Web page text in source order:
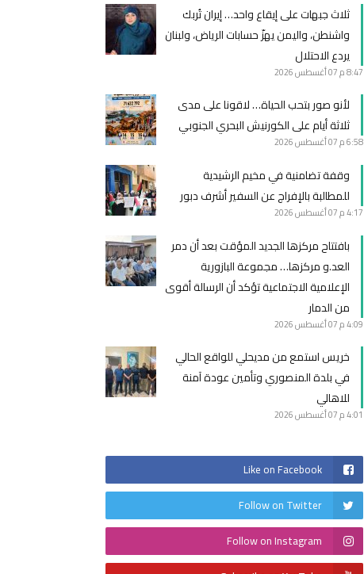
ثلاث جبهات على إيقاع واحد… إيران تُربك
واشنطن، واليمن يهزّ حسابات الرياض، ولبنان
يردع الاحتلال
8:47 م 07 أغسطس 2026
لأنو صور بتحب الحياة… لاقونا على مدى
ثلاثة أيام على الكورنيش البحري الجنوبي
6:58 م 07 أغسطس 2026
وقفة تضامنية في مخيم الرشيدية
للمطالبة بالإفراج عن السفير أشرف دبور
4:17 م 07 أغسطس 2026
بافتتاح مركزها الجديد المؤقت بعد أن دمر
العد.و مركزها… مجموعة البازورية
الإعلامية الاجتماعية تؤكد أن الرسالة أقوى
من الدمار
4:09 م 07 أغسطس 2026
خريس استمع من مديحلي للواقع الحالي
في بلدة المنصوري وتأمين عودة آمنة
للاهالي
4:01 م 07 أغسطس 2026
Like on Facebook
Follow on Twitter
Follow on Instagram